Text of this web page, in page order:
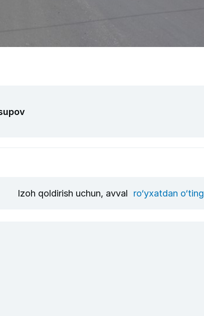
Izoh qoldirish uchun, avval ro‘yxatdan o‘ting